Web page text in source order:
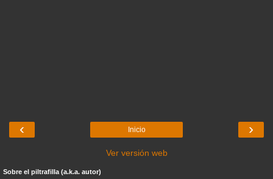
‹ ›
Inicio
Ver versión web
Sobre el piltrafilla (a.k.a. autor)